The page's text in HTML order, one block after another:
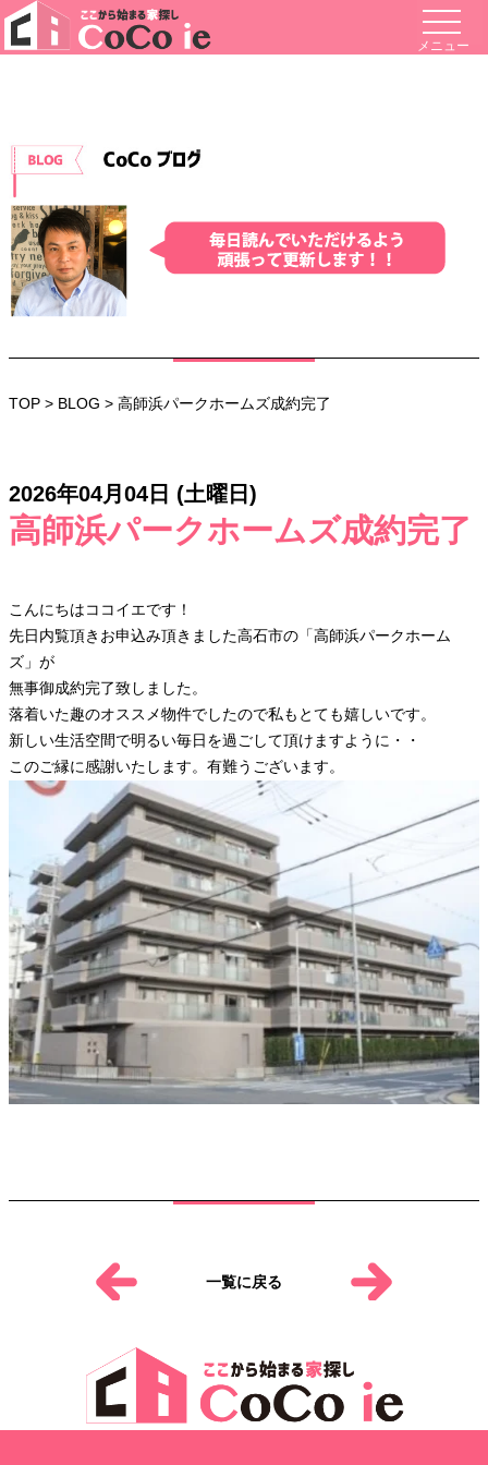
メニュー
TOP > BLOG > 高師浜パークホームズ成約完了
2026年04月04日 (土曜日)
高師浜パークホームズ成約完了
こんにちはココイエです！
先日内覧頂きお申込み頂きました高石市の「高師浜パークホーム
ズ」が
無事御成約完了致しました。
落着いた趣のオススメ物件でしたので私もとても嬉しいです。
新しい生活空間で明るい毎日を過ごして頂けますように・・
このご縁に感謝いたします。有難うございます。
一覧に戻る